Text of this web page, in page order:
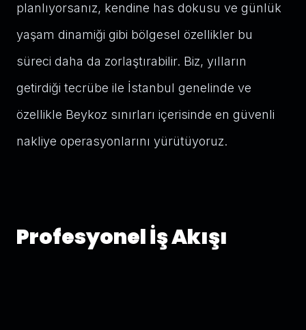
planlıyorsanız, kendine has dokusu ve günlük
yaşam dinamiği gibi bölgesel özellikler bu
süreci daha da zorlaştırabilir. Biz, yılların
getirdiği tecrübe ile İstanbul genelinde ve
özellikle Beykoz sınırları içerisinde en güvenli
nakliye operasyonlarını yürütüyoruz.
Profesyonel İş Akışı